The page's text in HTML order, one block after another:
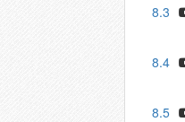
8.3
8.4
8.5